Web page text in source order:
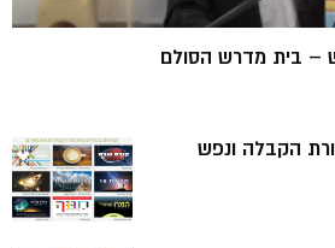
– בית מדרש הסולם
הקבלה ונפש